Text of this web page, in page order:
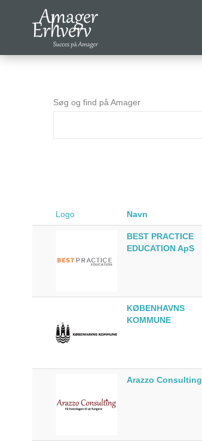
VELKOMMEN
Amagers erhvervsliv. Blivgratis medlem
Nyttige links
Søg og find på Amager
Logo Navn
BEST PRACTICE
EDUCATION ApS
KØBENHAVNS
KOMMUNE
Arazzo Consulting